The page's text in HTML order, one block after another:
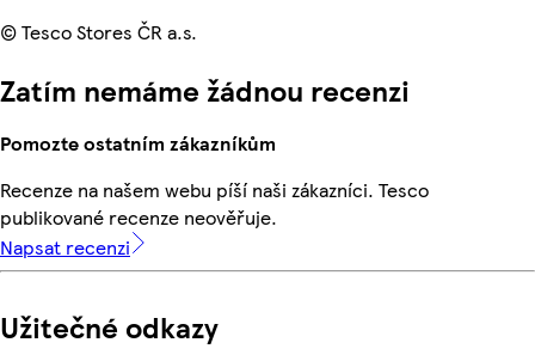
© Tesco Stores ČR a.s.
Zatím nemáme žádnou recenzi
Pomozte ostatním zákazníkům
Recenze na našem webu píší naši zákazníci. Tesco
publikované recenze neověřuje.
Napsat recenzi
Užitečné odkazy